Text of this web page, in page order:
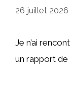
26 juillet 2026
Je n’ai
un rapport de